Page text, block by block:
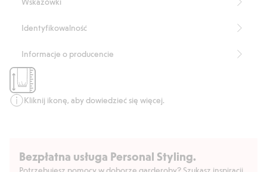
Identyfikowalność
Informacje o producencie
Kliknij ikonę, aby dowiedzieć się więcej.
Bezpłatna usługa Personal Styling.
Potrzebujesz pomocy w doborze garderoby? Szukasz inspiracji